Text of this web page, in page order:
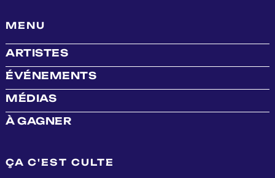
MENU
ARTISTES
ÉVÉNEMENTS
MÉDIAS
À GAGNER
ÇA C'EST CULTE